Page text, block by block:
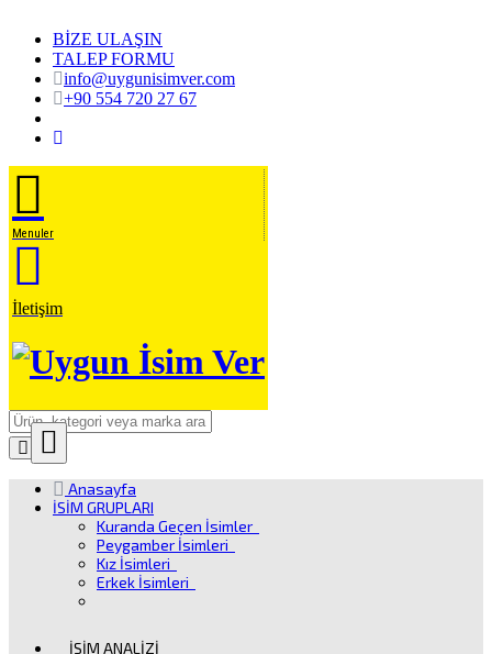
BİZE ULAŞIN
TALEP FORMU
info@uygunisimver.com
+90 554 720 27 67
Menuler
İletişim
Close
Ürün Arama
Anasayfa
İSİM GRUPLARI
Kuranda Geçen İsimler
Peygamber İsimleri
Kız İsimleri
Erkek İsimleri
İSİM ANALİZİ